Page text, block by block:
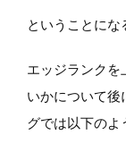
ということにな
エッジランクを
いかについて後
グでは以下のよ